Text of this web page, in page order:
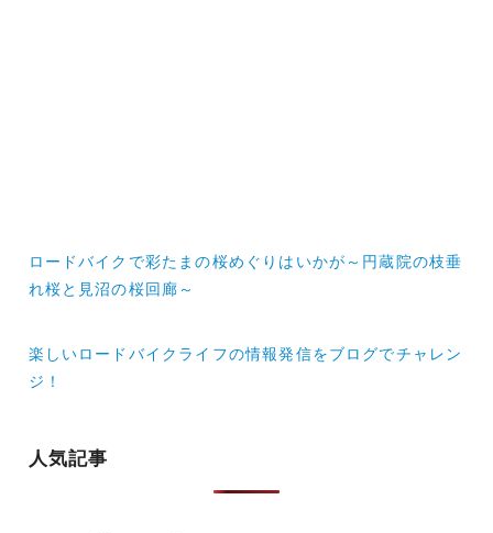
稿
ビ
ロードバイクで彩たまの桜めぐりはいかが～円蔵院の枝垂
れ桜と見沼の桜回廊～
楽しいロードバイクライフの情報発信をブログでチャレン
ジ！
人気記事